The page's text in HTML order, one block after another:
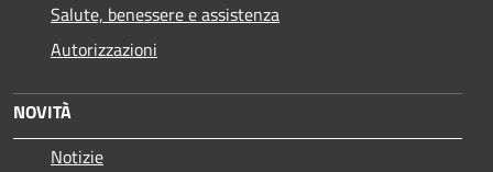
Salute, benessere e assistenza
Autorizzazioni
NOVITÀ
Notizie